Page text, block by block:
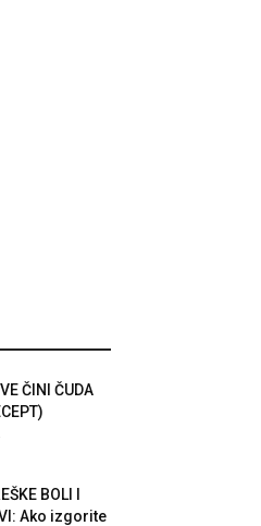
ČINI ČUDA
BOLI I
Ako izgorite